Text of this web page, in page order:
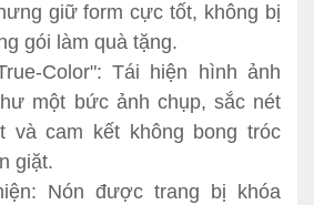
giữ form cực tốt, không bị
gói làm quà tặng.
Color": Tái hiện hình ảnh
một bức ảnh chụp, sắc nét
và cam kết không bong tróc
giặt.
Nón được trang bị khóa